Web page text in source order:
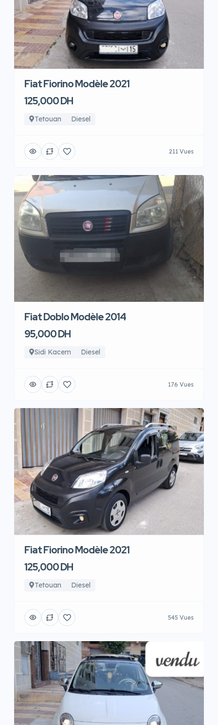
Fiat Fiorino Modèle 2021
125,000 DH
Tetouan Diesel
211 Vues
Fiat Doblo Modèle 2014
95,000 DH
Sidi Kacem Diesel
176 Vues
Fiat Fiorino Modèle 2021
125,000 DH
Tetouan Diesel
545 Vues